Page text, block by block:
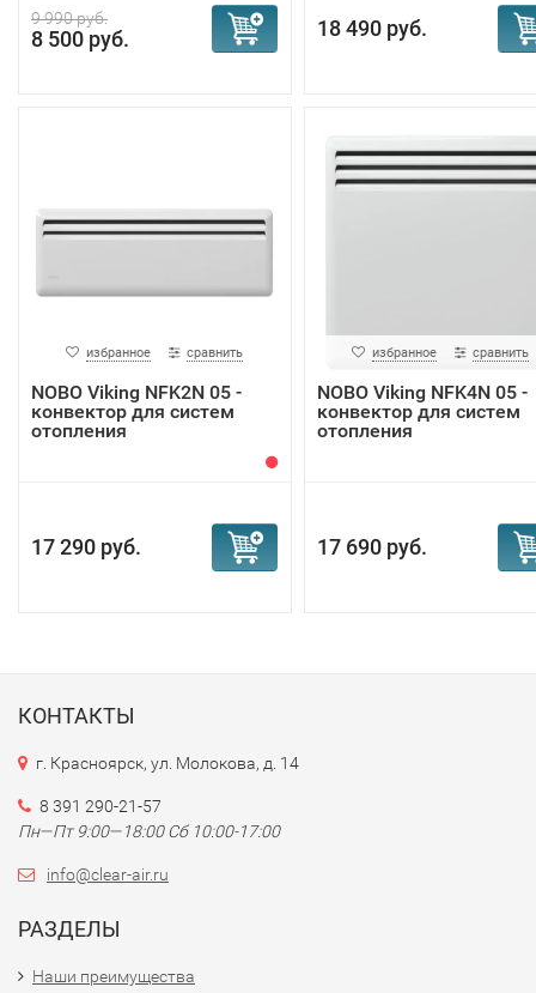
9 990 руб.
8 500 руб. 18 490 руб.
избранное сравнить
NOBO Viking NFK2N 05 -
конвектор для систем
отопления
17 290 руб.
избранное сравнить
NOBO Viking NFK4N 05 -
конвектор для систем
отопления
17 690 руб.
КОНТАКТЫ
г. Красноярск, ул. Молокова, д. 14
8 391 290-21-57
Пн—Пт 9:00—18:00 Сб 10:00-17:00
info@clear-air.ru
РАЗДЕЛЫ
Наши преимущества